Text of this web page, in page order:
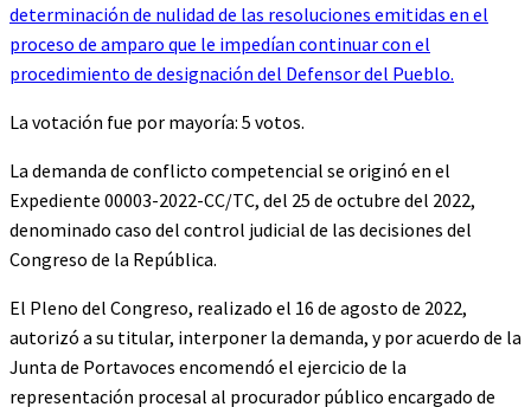
determinación de nulidad de las resoluciones emitidas en el
proceso de amparo que le impedían continuar con el
procedimiento de designación del Defensor del Pueblo.
La votación fue por mayoría: 5 votos.
La demanda de conflicto competencial se originó en el
Expediente 00003-2022-CC/TC, del 25 de octubre del 2022,
denominado caso del control judicial de las decisiones del
Congreso de la República.
El Pleno del Congreso, realizado el 16 de agosto de 2022,
autorizó a su titular, interponer la demanda, y por acuerdo de la
Junta de Portavoces encomendó el ejercicio de la
representación procesal al procurador público encargado de